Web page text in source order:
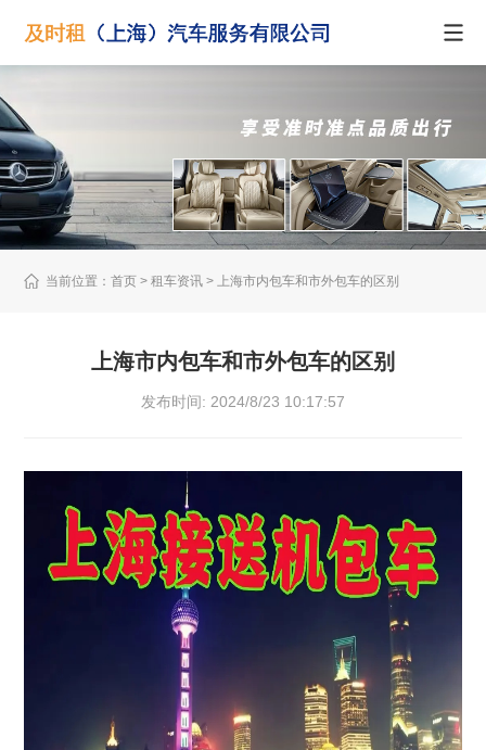
当前位置：首页 > 租车资讯 > 上海市内包车和市外包车的区别
上海市内包车和市外包车的区别
发布时间: 2024/8/23 10:17:57